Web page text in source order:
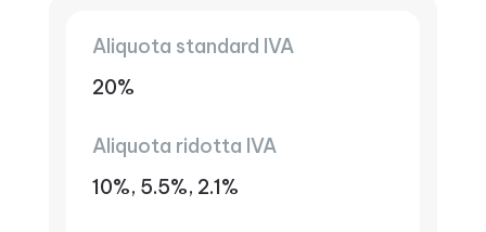
Aliquota standard IVA
20%
Aliquota ridotta IVA
10%, 5.5%, 2.1%